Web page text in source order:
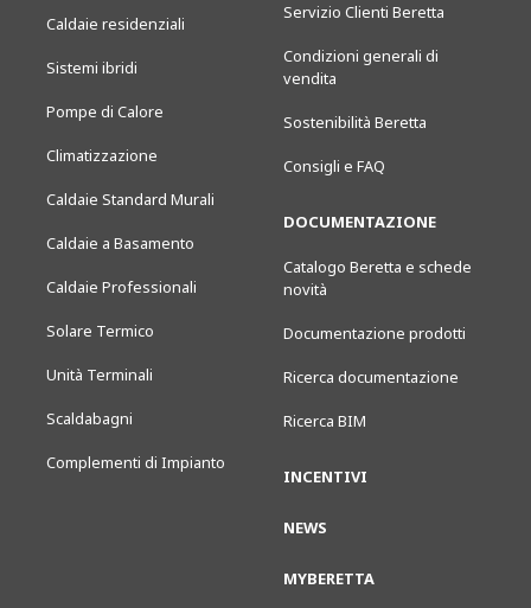
Caldaie residenziali
Sistemi ibridi
Pompe di Calore
Climatizzazione
Caldaie Standard Murali
Caldaie a Basamento
Caldaie Professionali
Solare Termico
Unità Terminali
Scaldabagni
Complementi di Impianto
Servizio Clienti Beretta
Condizioni generali di
vendita
Sostenibilità Beretta
Consigli e FAQ
DOCUMENTAZIONE
Catalogo Beretta e schede
novità
Documentazione prodotti
Ricerca documentazione
Ricerca BIM
INCENTIVI
NEWS
MYBERETTA